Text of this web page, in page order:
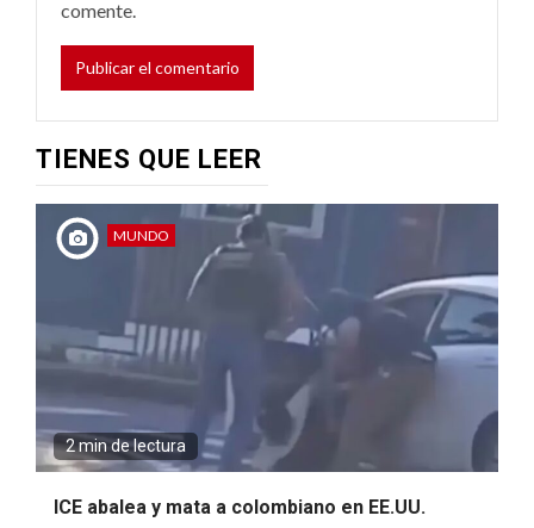
comente.
TIENES QUE LEER
MUNDO
2 min de lectura
ICE abalea y mata a colombiano en EE.UU.